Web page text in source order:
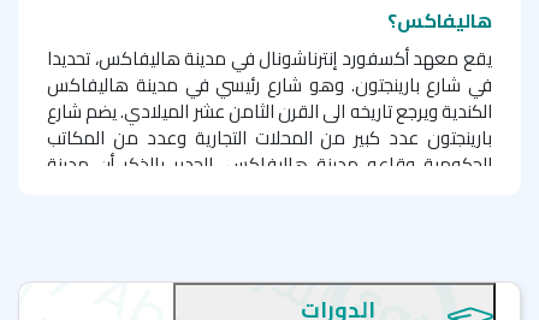
هاليفاكس؟
يقع معهد أكسفورد إنترناشونال في مدينة هاليفاكس، تحديدا
في شارع بارينجتون. وهو شارع رئيسي في مدينة هاليفاكس
الكندية ويرجع تاريخه الى القرن الثامن عشر الميلادي. يضم شارع
بارينجتون عدد كبير من المحلات التجارية وعدد من المكاتب
الحكومية وقاعه مدينة هاليفاكس. الجدير بالذكر أن مدينة
العيش في مدينة صغيرة وهادئة في كندا ذات طابع حياتي
الدورات